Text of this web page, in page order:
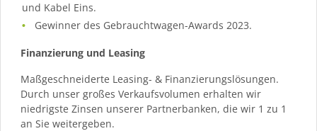
und Kabel Eins.
Gewinner des Gebrauchtwagen-Awards 2023.
Finanzierung und Leasing
Maßgeschneiderte Leasing- & Finanzierungslösungen.
Durch unser großes Verkaufsvolumen erhalten wir
niedrigste Zinsen unserer Partnerbanken, die wir 1 zu 1
an Sie weitergeben.